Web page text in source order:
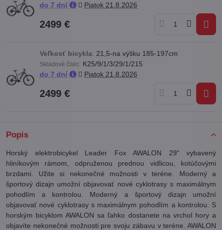
do 7 dní
Piatok 21.8.2026
2499 €
Veľkosť bicykla: 21,5-na výšku 185-197cm
Skladové číslo: K25/9/1/3/29/1/215
do 7 dní
Piatok 21.8.2026
2499 €
Popis
Horský elektrobicykel Leader Fox AWALON 29" vybavený
hliníkovým rámom, odpruženou prednou vidlicou, kotúčovými
brzdami. Užite si nekonečné možnosti v teréne. Moderný a
športový dizajn umožní objavovať nové cyklotrasy s maximálnym
pohodlím a kontrolou. Moderný a športový dizajn umožní
objavovať nové cyklotrasy s maximálnym pohodlím a kontrolou. S
horským bicyklom AWALON sa ľahko dostanete na vrchol hory a
objavíte nekonečné možnosti pre svoju zábavu v teréne. AWALON